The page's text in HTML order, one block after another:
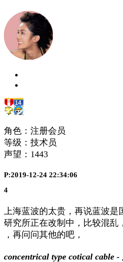
角色：注册会员
等级：技术员
声望： 1443
P:2019-12-24 22:34:06
4
上海蓝波的太贵，再说蓝波
研究所正在改制中，比较混乱
，再问问其他的吧，
concentrical type cotical cable